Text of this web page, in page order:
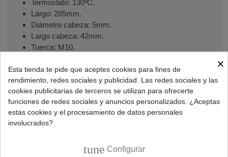
Termostato: 130ºC.
Largo: 285mm.
Diámetro cabeza: 5mm.
Largo cabeza: 42mm.
Tuerca: M10.
Hilos: 250, 785, 700mm.
Terminales: 2 faston hembra de 5mm.
Códigos originales:87072060740,8707206074,
8707206145 y 8707206152.
×
Esta tienda te pide que aceptes cookies para fines de
rendimiento, redes sociales y publicidad. Las redes sociales y las
cookies publicitarias de terceros se utilizan para ofrecerte
funciones de redes sociales y anuncios personalizados. ¿Aceptas
estas cookies y el procesamiento de datos personales
involucrados?
tune Configurar